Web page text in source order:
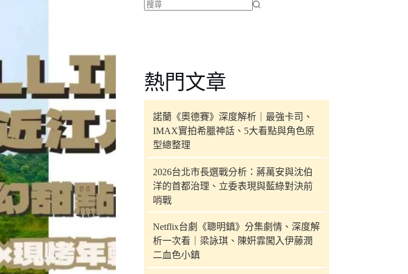
合
條
件
的
結
熱門文章
諾蘭《奧德賽》深度解析｜最強卡司、
IMAX實拍希臘神話、5大看點與角色原
型總整理
2026台北市長選戰分析：蔣萬安與沈伯
洋的首都治理、立委表現與藍綠對決前
哨戰
Netflix台劇《聰明鎮》分集劇情、深度解
析一次看｜梁詠琪、陳姸霏闖入伊藤潤
二血色小鎮